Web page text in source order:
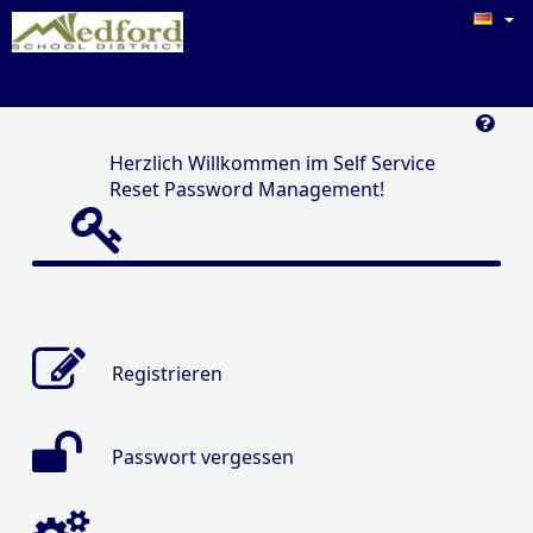
Herzlich Willkommen im Self Service
Reset Password Management!
Registrieren
Passwort vergessen